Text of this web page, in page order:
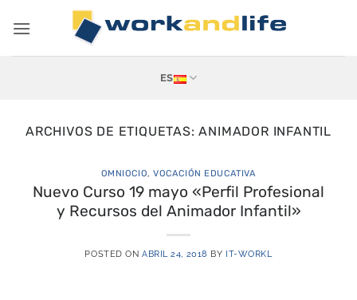
ES
ARCHIVOS DE ETIQUETAS:ANIMADOR INFANTIL
OMNIOCIO,VOCACIÓN EDUCATIVA
Nuevo Curso 19 mayo «Perfil Profesional
y Recursos del Animador Infantil»
POSTED ONABRIL 24, 2018 BY IT-WORKL